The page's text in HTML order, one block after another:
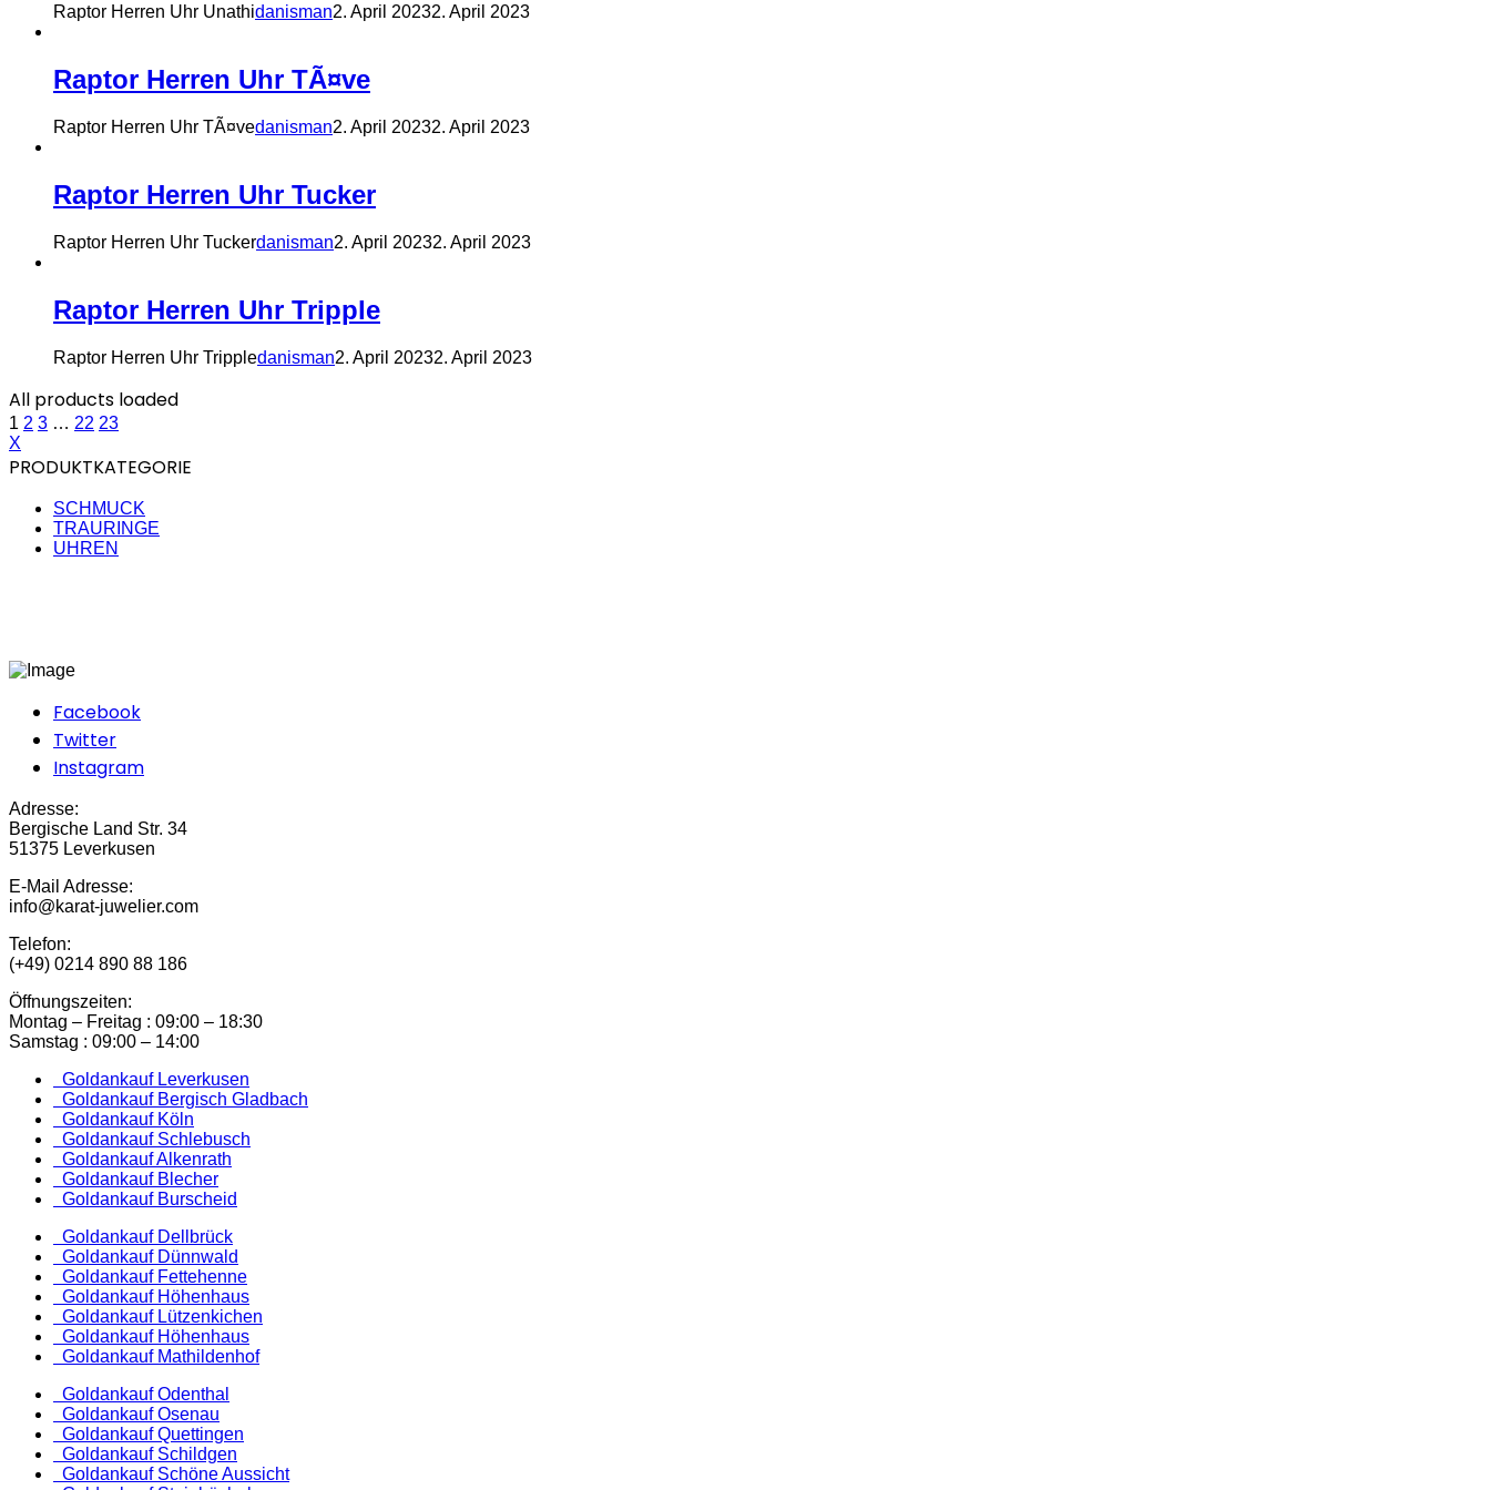
Raptor Herren Uhr Unathidanisman2. April 20232. April 2023
Raptor Herren Uhr TÃ¤ve
Raptor Herren Uhr TÃ¤vedanisman2. April 20232. April 2023
Raptor Herren Uhr Tucker
Raptor Herren Uhr Tuckerdanisman2. April 20232. April 2023
Raptor Herren Uhr Tripple
Raptor Herren Uhr Trippledanisman2. April 20232. April 2023
All products loaded
1 2 3 … 22 23
X
PRODUKTKATEGORIE
SCHMUCK
TRAURINGE
UHREN
Facebook
Twitter
Instagram
Adresse:
Bergische Land Str. 34
51375 Leverkusen
E-Mail Adresse:
info@karat-juwelier.com
Telefon:
(+49) 0214 890 88 186
Öffnungszeiten:
Montag – Freitag : 09:00 – 18:30
Samstag : 09:00 – 14:00
Goldankauf Leverkusen
Goldankauf Bergisch Gladbach
Goldankauf Köln
Goldankauf Schlebusch
Goldankauf Alkenrath
Goldankauf Blecher
Goldankauf Burscheid
Goldankauf Dellbrück
Goldankauf Dünnwald
Goldankauf Fettehenne
Goldankauf Höhenhaus
Goldankauf Lützenkichen
Goldankauf Höhenhaus
Goldankauf Mathildenhof
Goldankauf Odenthal
Goldankauf Osenau
Goldankauf Quettingen
Goldankauf Schildgen
Goldankauf Schöne Aussicht